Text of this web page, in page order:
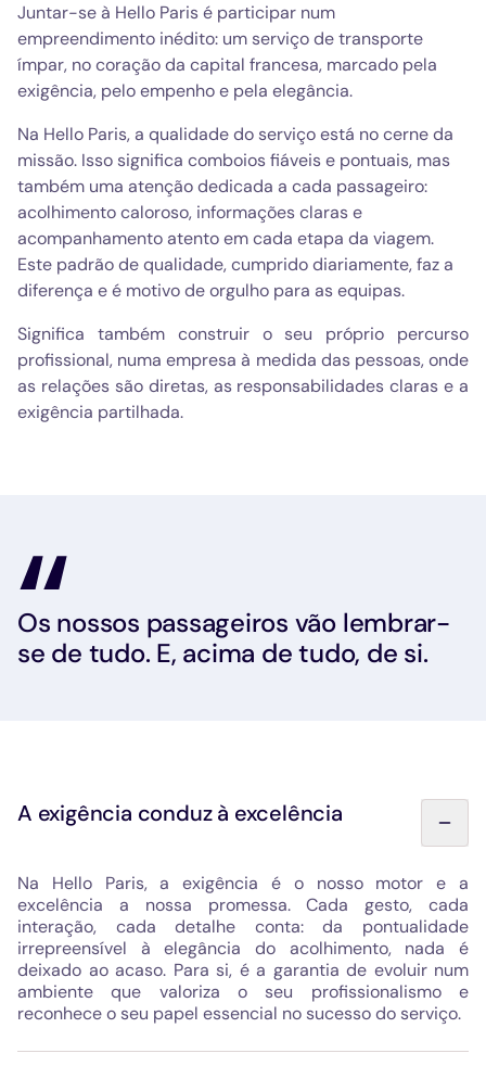
Juntar-se à Hello Paris é participar num
empreendimento inédito: um serviço de transporte
ímpar, no coração da capital francesa, marcado pela
exigência, pelo empenho e pela elegância.
Na Hello Paris, a qualidade do serviço está no cerne da
missão. Isso significa comboios fiáveis e pontuais, mas
também uma atenção dedicada a cada passageiro:
acolhimento caloroso, informações claras e
acompanhamento atento em cada etapa da viagem.
Este padrão de qualidade, cumprido diariamente, faz a
diferença e é motivo de orgulho para as equipas.
Significa também construir o seu próprio percurso
profissional, numa empresa à medida das pessoas, onde
as relações são diretas, as responsabilidades claras e a
exigência partilhada.
Os nossos passageiros vão lembrar-
se de tudo. E, acima de tudo, de si.
A exigência conduz à excelência
Na Hello Paris, a exigência é o nosso motor e a
excelência a nossa promessa. Cada gesto, cada
interação, cada detalhe conta: da pontualidade
irrepreensível à elegância do acolhimento, nada é
deixado ao acaso. Para si, é a garantia de evoluir num
ambiente que valoriza o seu profissionalismo e
reconhece o seu papel essencial no sucesso do serviço.